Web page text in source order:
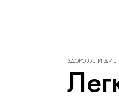
ЗДОРОВЬЕ И